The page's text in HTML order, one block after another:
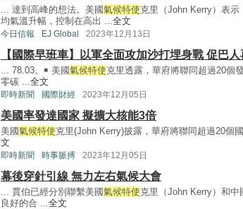
... 達到高峰的想法。美國氣候特使克里（John Kerry）表
均氣溫升幅，控制在高出 ...全文
今日信報 EJ Global 2023年12月13日
【國際早班車】以軍全面攻加沙打埋身戰 促巴
... 78.03。￭ 美國氣候特使克里透露，華府將聯同超過20個
零碳 ...全文
即時新聞 國際財經 2023年12月05日
美國率發達國家 擬擴大核能3倍
美國氣候特使克里(John Kerry)披露，華府將聯同超過20個
文
即時新聞 時事脈搏 2023年12月05日
幕後穿針引線 無力左右氣候大會
... 賈伯已經分別聯繫美國氣候特使克里（John Kerry）和
良好的合 ...全文